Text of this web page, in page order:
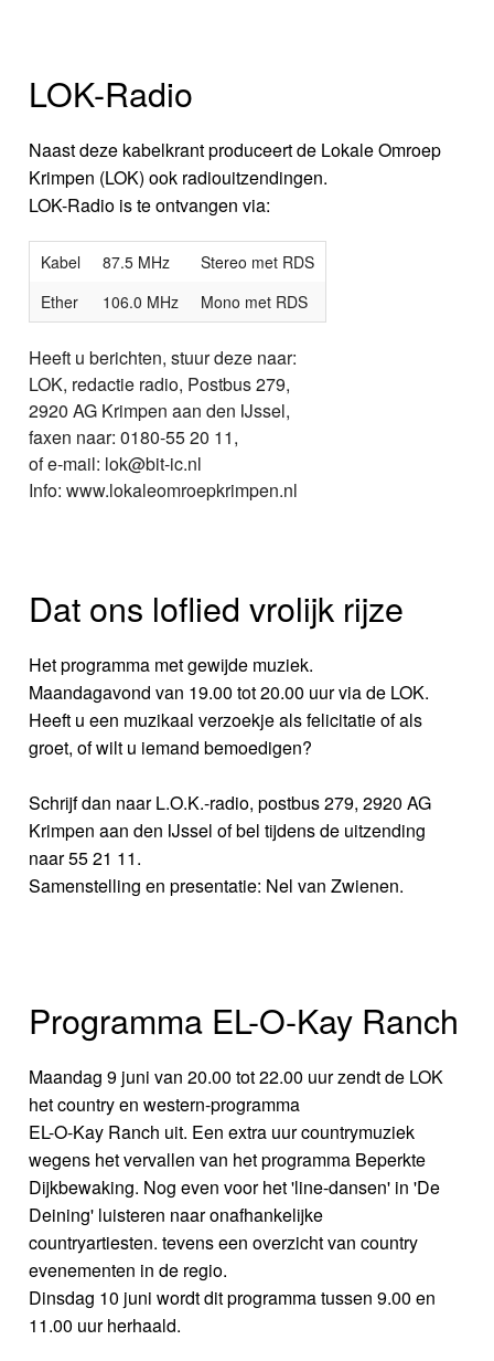
LOK-Radio
Naast deze kabelkrant produceert de Lokale Omroep
Krimpen (LOK) ook radiouitzendingen.
LOK-Radio is te ontvangen via:
Kabel 87.5 MHz
Stereo met RDS
Ether
106.0 MHz Mono met RDS
Heeft u berichten, stuur deze naar:
LOK, redactie radio, Postbus 279,
2920 AG Krimpen aan den IJssel,
faxen naar: 0180-55 20 11,
of e-mail: lok@bit-ic.nl
Info: www.lokaleomroepkrimpen.nl
Dat ons loflied vrolijk rijze
Het programma met gewijde muziek.
Maandagavond van 19.00 tot 20.00 uur via de LOK.
Heeft u een muzikaal verzoekje als felicitatie of als
groet, of wilt u iemand bemoedigen?
Schrijf dan naar L.O.K.-radio, postbus 279, 2920 AG
Krimpen aan den IJssel of bel tijdens de uitzending
naar 55 21 11.
Samenstelling en presentatie: Nel van Zwienen.
Programma EL-O-Kay Ranch
Maandag 9 juni van 20.00 tot 22.00 uur zendt de LOK
het country en western-programma
EL-O-Kay Ranch uit. Een extra uur countrymuziek
wegens het vervallen van het programma Beperkte
Dijkbewaking. Nog even voor het 'line-dansen' in 'De
Deining' luisteren naar onafhankelijke
countryartiesten. tevens een overzicht van country
evenementen in de regio.
Dinsdag 10 juni wordt dit programma tussen 9.00 en
11.00 uur herhaald.